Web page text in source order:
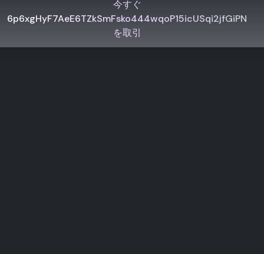
今すぐ
6p6xgHyF7AeE6TZkSmFsko444wqoP15icUSqi2jfGiPN
を取引